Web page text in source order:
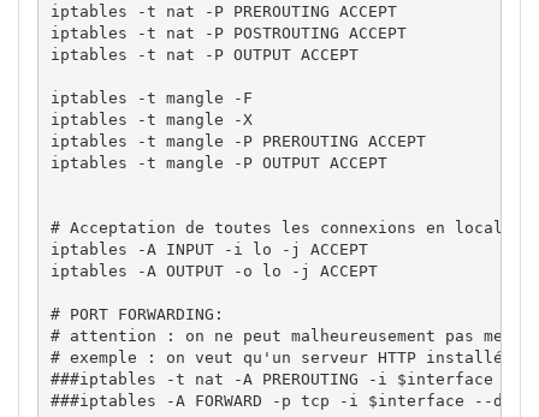
iptables
-t nat -P PREROUTING ACCEPT
iptables
-t nat -P POSTROUTING ACCEPT
iptables
-t nat -P OUTPUT ACCEPT
iptables -t mangle
-F
iptables
-t mangle
-X
iptables
-t mangle -P PREROUTING ACCEPT
iptables
-t mangle -P OUTPUT ACCEPT
# Acceptation de toutes les connexions en local
iptables
-A INPUT -i lo -j
ACCEPT
iptables
-A OUTPUT -o lo -j ACCEPT
# PORT FORWARDING:
# attention : on ne peut malheureusement pas
# exemple : on veut qu'un serveur HTTP installé
###iptables -t nat -A PREROUTING -i $interface -
###iptables -A FORWARD -p tcp -i $interface --dport